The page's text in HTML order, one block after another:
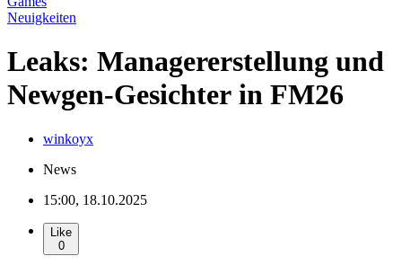
Neuigkeiten
Leaks: Managererstellung und
Newgen-Gesichter in FM26
winkoyx
News
15:00, 18.10.2025
Like
0